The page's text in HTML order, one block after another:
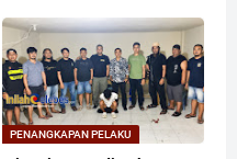
PENANGKAPAN PELAKU